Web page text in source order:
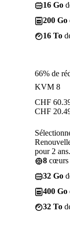
16 Go
200 Go
16 To
66% de
KVM 8
CHF
CHF
pour 2
8 cœurs
32 Go
400 Go
32 To